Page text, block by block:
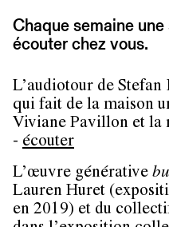
Chaque semaine
écouter chez vous.
L’audiotour de Stefan
qui fait de la maison
Viviane Pavillon et la
- écouter
L’œuvre générative
Lauren Huret
en 2019) et du